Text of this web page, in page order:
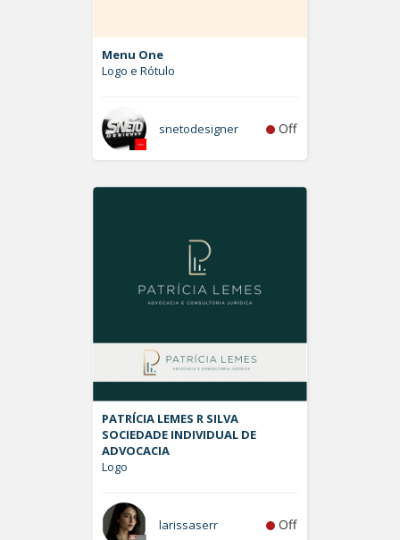
Menu One
Logo e Rótulo
snetodesigner Off
PATRÍCIA LEMES R SILVA
SOCIEDADE INDIVIDUAL DE
ADVOCACIA
Logo
larissaserr Off